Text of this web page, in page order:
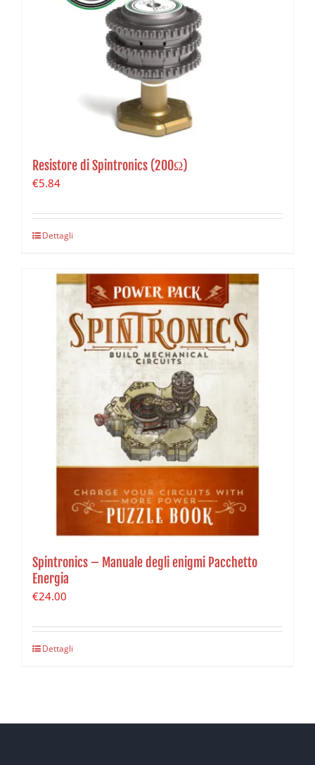
Resistore di Spintronics (200Ω)
€5.84
Dettagli
Spintronics – Manuale degli enigmi Pacchetto
Energia
€24.00
Dettagli